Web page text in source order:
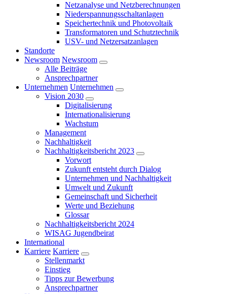
Netzanalyse und Netzberechnungen
Niederspannungsschaltanlagen
Speichertechnik und Photovoltaik
Transformatoren und Schutztechnik
USV- und Netzersatzanlagen
Standorte
Newsroom Newsroom
Alle Beiträge
Ansprechpartner
Unternehmen Unternehmen
Vision 2030
Digitalisierung
Internationalisierung
Wachstum
Management
Nachhaltigkeit
Nachhaltigkeitsbericht 2023
Vorwort
Zukunft entsteht durch Dialog
Unternehmen und Nachhaltigkeit
Umwelt und Zukunft
Gemeinschaft und Sicherheit
Werte und Beziehung
Glossar
Nachhaltigkeitsbericht 2024
WISAG Jugendbeirat
International
Karriere Karriere
Stellenmarkt
Einstieg
Tipps zur Bewerbung
Ansprechpartner